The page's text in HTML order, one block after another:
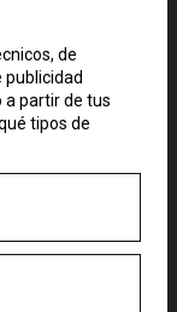
la
por
podido
la
de
publicidad
a partir de tus
tipos de